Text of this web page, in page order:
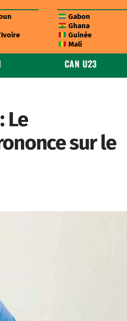
Gabon
Ghana
Guinée
Mali
CAN U23
Le
sur le